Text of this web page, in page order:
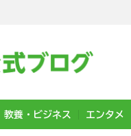
教養・ビジネス エンタメ